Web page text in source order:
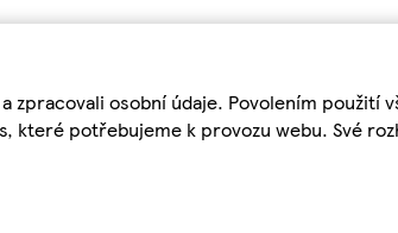
zpracovali osobní údaje. Povolením použití
které potřebujeme k provozu webu. Své